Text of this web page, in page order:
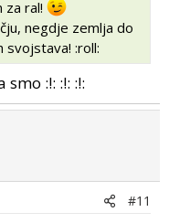
za ral!
negdje zemlja do
svojstava! :roll:
:!: :!: :!:
#11